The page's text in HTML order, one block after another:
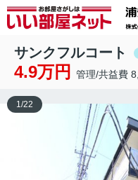
サンクフルコート
4.9万円 管理/共益費
1/22